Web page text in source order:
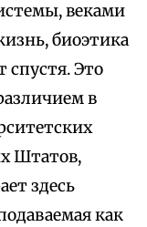
веками
биоэтика
спустя. Это
в
Штатов,
здесь
как